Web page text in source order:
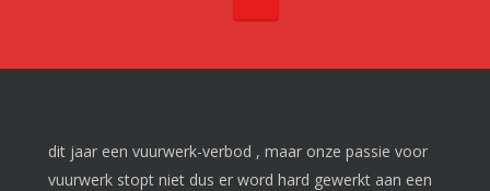
dit jaar een vuurwerk-verbod , maar onze passie voor
vuurwerk stopt niet dus er word hard gewerkt aan een